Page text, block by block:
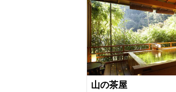
山の茶屋